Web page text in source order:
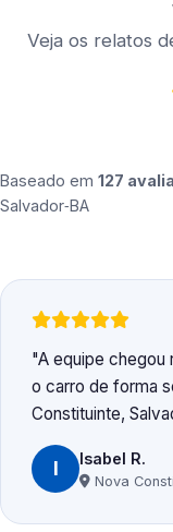
Veja os relatos
Baseado em 127
Salvador‑BA
A equipe chegou
o carro de forma
Constituinte,
I Isabel R.
Nova